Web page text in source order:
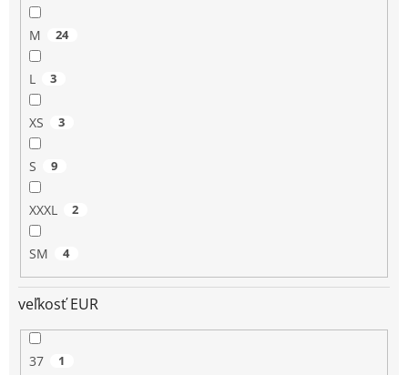
M 24
L 3
XS 3
S 9
XXXL 2
SM 4
veľkosť EUR
37 1